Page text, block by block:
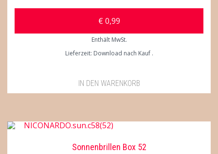
€0,99
Enthält MwSt.
Lieferzeit: Download nach Kauf
IN DEN WARENKORB
Sonnenbrillen Box 52